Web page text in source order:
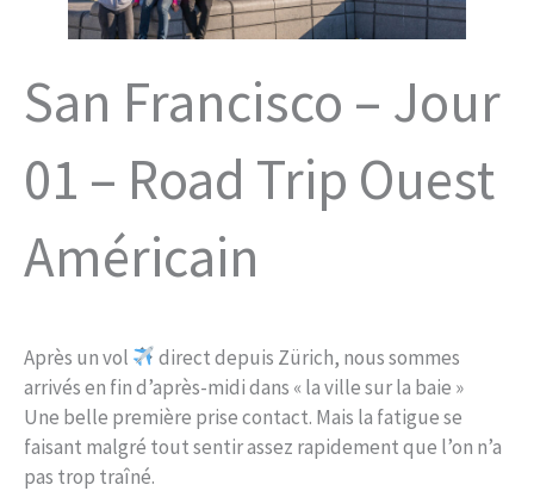
San Francisco – Jour
01 – Road Trip Ouest
Américain
Après un vol
direct depuis Zürich, nous sommes
arrivés en fin d’après-midi dans « la ville sur la baie »
Une belle première prise contact. Mais la fatigue se
faisant malgré tout sentir assez rapidement que l’on n’a
pas trop traîné.